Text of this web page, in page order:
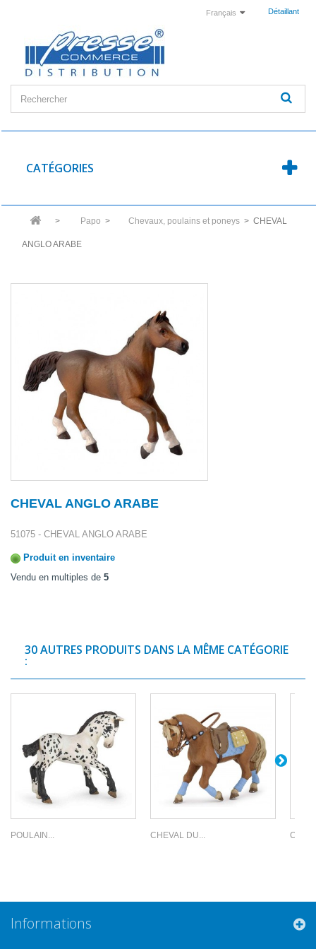
Détaillant
Français
CATÉGORIES
> Papo > Chevaux, poulains et poneys > CHEVAL
ANGLO ARABE
CHEVAL ANGLO ARABE
51075 - CHEVAL ANGLO ARABE
Produit en inventaire
Vendu en multiples de 5
30 AUTRES PRODUITS DANS LA MÊME CATÉGORIE
:
POULAIN... CHEVAL DU...
Informations